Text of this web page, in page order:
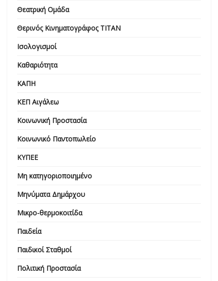
Θεατρική Ομάδα
Θερινός Κινηματογράφος ΤΙΤΑΝ
Ισολογισμοί
Καθαριότητα
ΚΑΠΗ
ΚΕΠ Αιγάλεω
Κοινωνική Προστασία
Κοινωνικό Παντοπωλείο
ΚΥΠΕΕ
Μη κατηγοριοποιημένο
Μηνύματα Δημάρχου
Μικρο-θερμοκοιτίδα
Παιδεία
Παιδικοί Σταθμοί
Πολιτική Προστασία